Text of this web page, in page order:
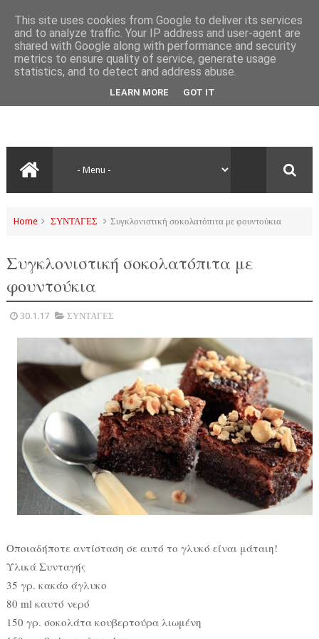
Home ΣΥΝΤΑΓΕΣ Συγκλονιστική σοκολατόπιτα με φουντούκια
Συγκλονιστική σοκολατόπιτα με
φουντούκια
30.1.17 ΣΥΝΤΑΓΕΣ
Οποιαδήποτε αντίσταση σε αυτό το γλυκό είναι μάταιη!
Υλικά Συνταγής
35 γρ. κακάο άγλυκο
80 ml καυτό νερό
150 γρ. σοκολάτα κουβερτούρα λιωμένη
This site uses cookies from Google to deliver its services
and to analyze traffic. Your IP address and user-agent are
shared with Google along with performance and security
metrics to ensure quality of service, generate usage
statistics, and to detect and address abuse.
LEARN MORE GOT IT